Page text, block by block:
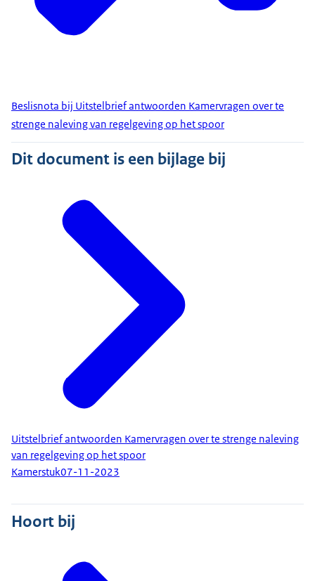
Beslisnota bij Uitstelbrief antwoorden Kamervragen over te
strenge naleving van regelgeving op het spoor
Dit document is een bijlage bij
Uitstelbrief antwoorden Kamervragen over te strenge naleving
van regelgeving op het spoor
Kamerstuk07-11-2023
Hoort bij